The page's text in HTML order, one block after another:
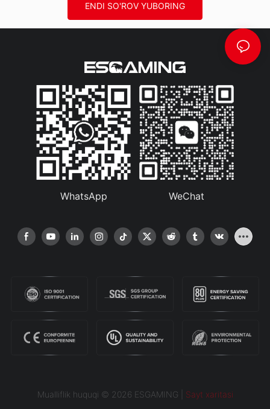
ENDI SO'ROV YUBORING
WhatsApp WeChat
Mualliflik huquqi © 2026 ESGAMING | Sayt xaritasi